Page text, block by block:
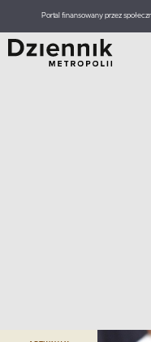
Portal finansowany przez